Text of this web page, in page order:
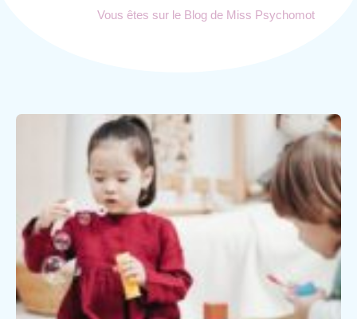
Vous êtes sur le Blog de Miss Psychomot